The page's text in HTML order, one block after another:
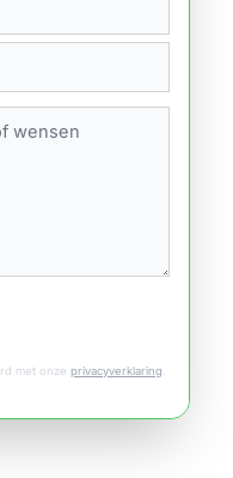
met onze privacyverklaring